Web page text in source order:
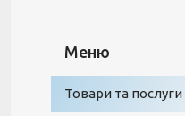
Товари та послуги